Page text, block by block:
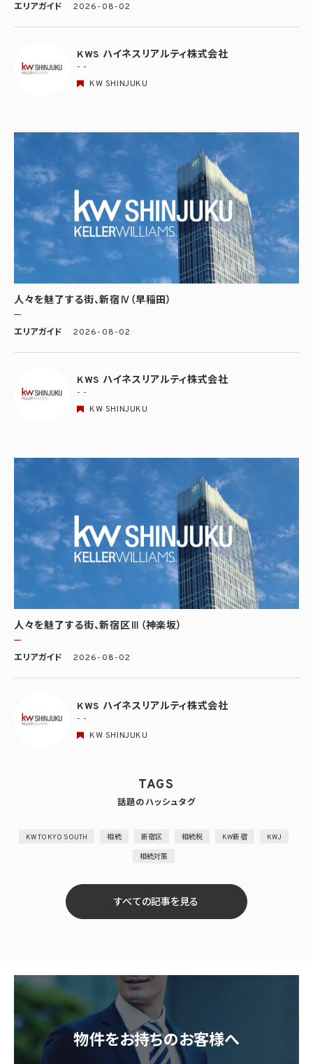
エリアガイド 2026-08-02
KWS ハイネスリアルティ株式会社
- -
KW SHINJUKU
人々を魅了する街、新宿Ⅳ（早稲田）
エリアガイド 2026-08-02
KWS ハイネスリアルティ株式会社
- -
KW SHINJUKU
人々を魅了する街、新宿区Ⅲ（神楽坂）
エリアガイド 2026-08-02
KWS ハイネスリアルティ株式会社
- -
KW SHINJUKU
TAGS
話題のハッシュタグ
KW TOKYO SOUTH 相続 新宿区 相続税 KW新宿 KWJ
相続対策
すべての記事を見る
物件をお持ちのお客様へ